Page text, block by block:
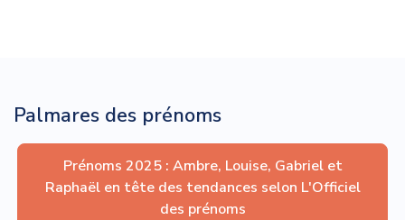
Palmares des prénoms
Prénoms 2025 : Ambre, Louise, Gabriel et
Raphaël en tête des tendances selon L'Officiel
des prénoms